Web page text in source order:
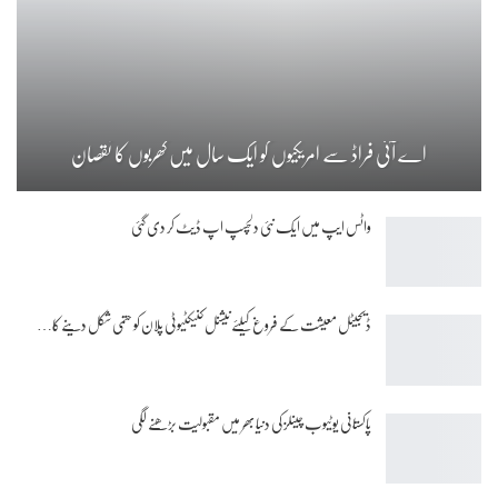
اے آئی فراڈ سے امریکیوں کو ایک سال میں کھربوں کا نقصان
واٹس ایپ میں ایک نئی دلچسپ اپ ڈیٹ کر دی گئی
ڈیجیٹل معیشت کے فروغ کیلئے نیشنل کنیکٹیوٹی پلان کو حتمی شکل دینے کا…
پاکستانی یوٹیوب چینلز کی دنیا بھر میں مقبولیت بڑھنے لگی